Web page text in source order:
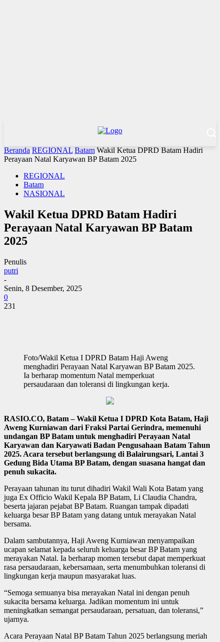
Beranda REGIONAL Batam Wakil Ketua DPRD Batam Hadiri
Perayaan Natal Karyawan BP Batam 2025
REGIONAL
Batam
NASIONAL
Wakil Ketua DPRD Batam Hadiri
Perayaan Natal Karyawan BP Batam
2025
Penulis
putri
-
Senin, 8 Desember, 2025
0
231
Foto/Wakil Ketua I DPRD Batam Haji Aweng
menghadiri Perayaan Natal Karyawan BP Batam 2025.
Ia berharap momentum Natal memperkuat
persaudaraan dan toleransi di lingkungan kerja.
RASIO.CO, Batam – Wakil Ketua I DPRD Kota Batam, Haji
Aweng Kurniawan dari Fraksi Partai Gerindra, memenuhi
undangan BP Batam untuk menghadiri Perayaan Natal
Karyawan dan Karyawati Badan Pengusahaan Batam Tahun
2025. Acara tersebut berlangsung di Balairungsari, Lantai 3
Gedung Bida Utama BP Batam, dengan suasana hangat dan
penuh sukacita.
Perayaan tahunan itu turut dihadiri Wakil Wali Kota Batam yang
juga Ex Officio Wakil Kepala BP Batam, Li Claudia Chandra,
beserta jajaran pejabat BP Batam. Ruangan tampak dipadati
keluarga besar BP Batam yang datang untuk merayakan Natal
bersama.
Dalam sambutannya, Haji Aweng Kurniawan menyampaikan
ucapan selamat kepada seluruh keluarga besar BP Batam yang
merayakan Natal. Ia berharap momen tersebut dapat memperkuat
rasa persaudaraan, kebersamaan, serta menumbuhkan toleransi di
lingkungan kerja maupun masyarakat luas.
“Semoga semuanya bisa merayakan Natal ini dengan penuh
sukacita bersama keluarga. Jadikan momentum ini untuk
meningkatkan semangat persaudaraan, persatuan, dan toleransi,”
ujarnya.
Acara Perayaan Natal BP Batam Tahun 2025 berlangsung meriah